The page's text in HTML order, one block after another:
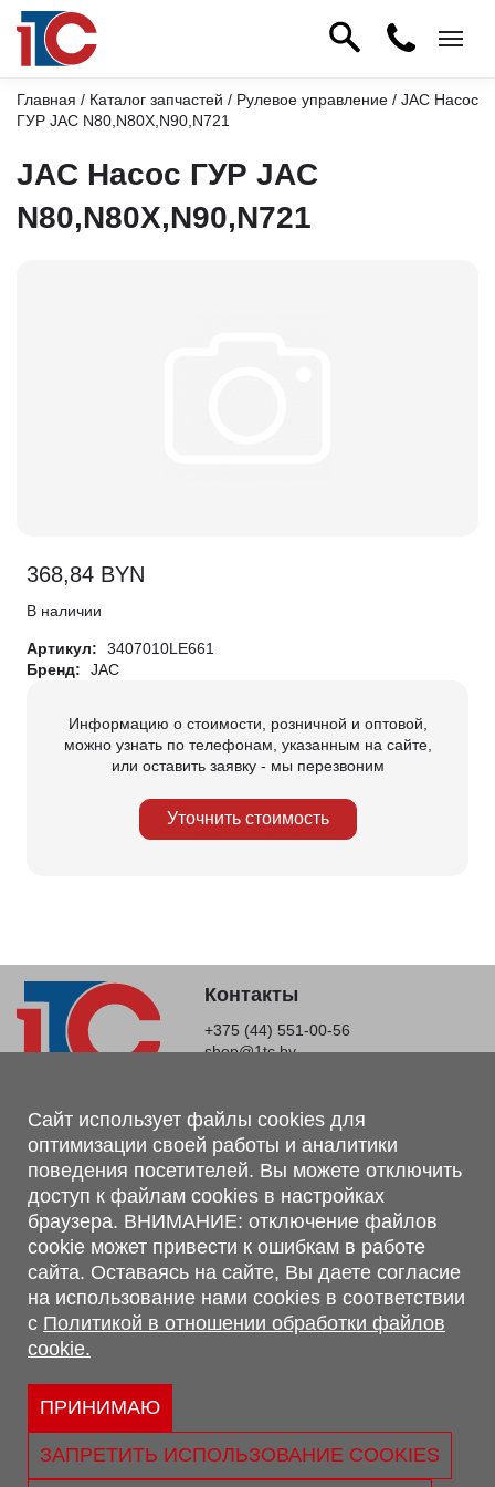
Главная / Каталог запчастей / Рулевое управление / JAC Насос
ГУР JAC N80,N80X,N90,N721
JAC Насос ГУР JAC
N80,N80X,N90,N721
368,84 BYN
В наличии
Артикул:
3407010LE661
Бренд:
JAC
Информацию о стоимости, розничной и оптовой,
можно узнать по телефонам, указанным на сайте,
или оставить заявку - мы перезвоним
Уточнить стоимость
Контакты
+375 (44) 551-00-56
shop@1tc.by
Магазин, склад
г. Минск, Минский р-н, п. Привольный, ул. Мира, 20А,
223062
г. Брест, ул. Лейтенанта Рябцева, 108 В, 224701
Обращаем Ваше внимание, что вся предоставленная на сайте
информация, касающаяся комплектаций, технических
характеристик, цветовых сочетаний, а также стоимости и
сервисного обслуживания носит информационный характер и
не является публичной офертой, определяемой п.2 ст.407
Гражданского кодекса Республики Беларусь.
Политика обработки персональных данных
Политикой в отношении обработки файлов cookie.
Сайт использует файлы cookies для
оптимизации своей работы и аналитики
поведения посетителей. Вы можете отключить
доступ к файлам cookies в настройках
браузера. ВНИМАНИЕ: отключение файлов
cookie может привести к ошибкам в работе
сайта. Оставаясь на сайте, Вы даете согласие
на использование нами cookies в соответствии
с Политикой в отношении обработки файлов
cookie.
ПРИНИМАЮ
ЗАПРЕТИТЬ ИСПОЛЬЗОВАНИЕ COOKIES